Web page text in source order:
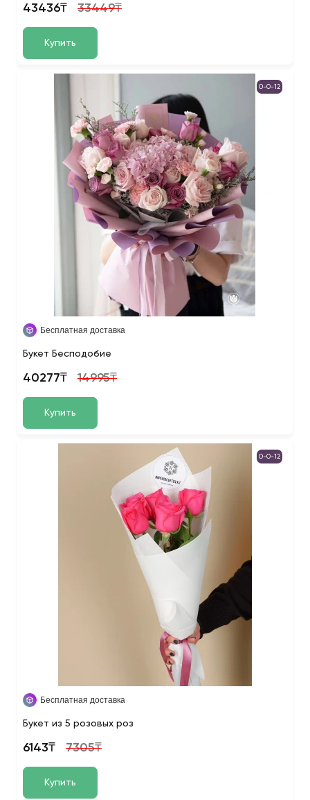
43436₸ 33449₸
Купить
0-0-12
Бесплатная доставка
Букет Бесподобие
40277₸ 14995₸
Купить
0-0-12
Бесплатная доставка
Букет из 5 розовых роз
6143₸ 7305₸
Купить